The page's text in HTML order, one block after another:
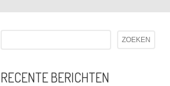
RECENTE BERICHTEN